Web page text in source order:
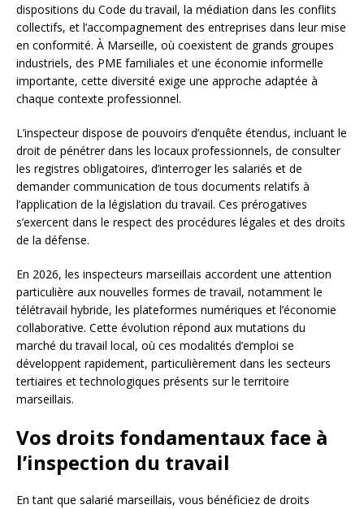
dispositions du Code du travail, la médiation dans les conflits
collectifs, et l’accompagnement des entreprises dans leur mise
en conformité. À Marseille, où coexistent de grands groupes
industriels, des PME familiales et une économie informelle
importante, cette diversité exige une approche adaptée à
chaque contexte professionnel.
L’inspecteur dispose de pouvoirs d’enquête étendus, incluant le
droit de pénétrer dans les locaux professionnels, de consulter
les registres obligatoires, d’interroger les salariés et de
demander communication de tous documents relatifs à
l’application de la législation du travail. Ces prérogatives
s’exercent dans le respect des procédures légales et des droits
de la défense.
En 2026, les inspecteurs marseillais accordent une attention
particulière aux nouvelles formes de travail, notamment le
télétravail hybride, les plateformes numériques et l’économie
collaborative. Cette évolution répond aux mutations du
marché du travail local, où ces modalités d’emploi se
développent rapidement, particulièrement dans les secteurs
tertiaires et technologiques présents sur le territoire
marseillais.
Vos droits fondamentaux face à
l’inspection du travail
En tant que salarié marseillais, vous bénéficiez de droits